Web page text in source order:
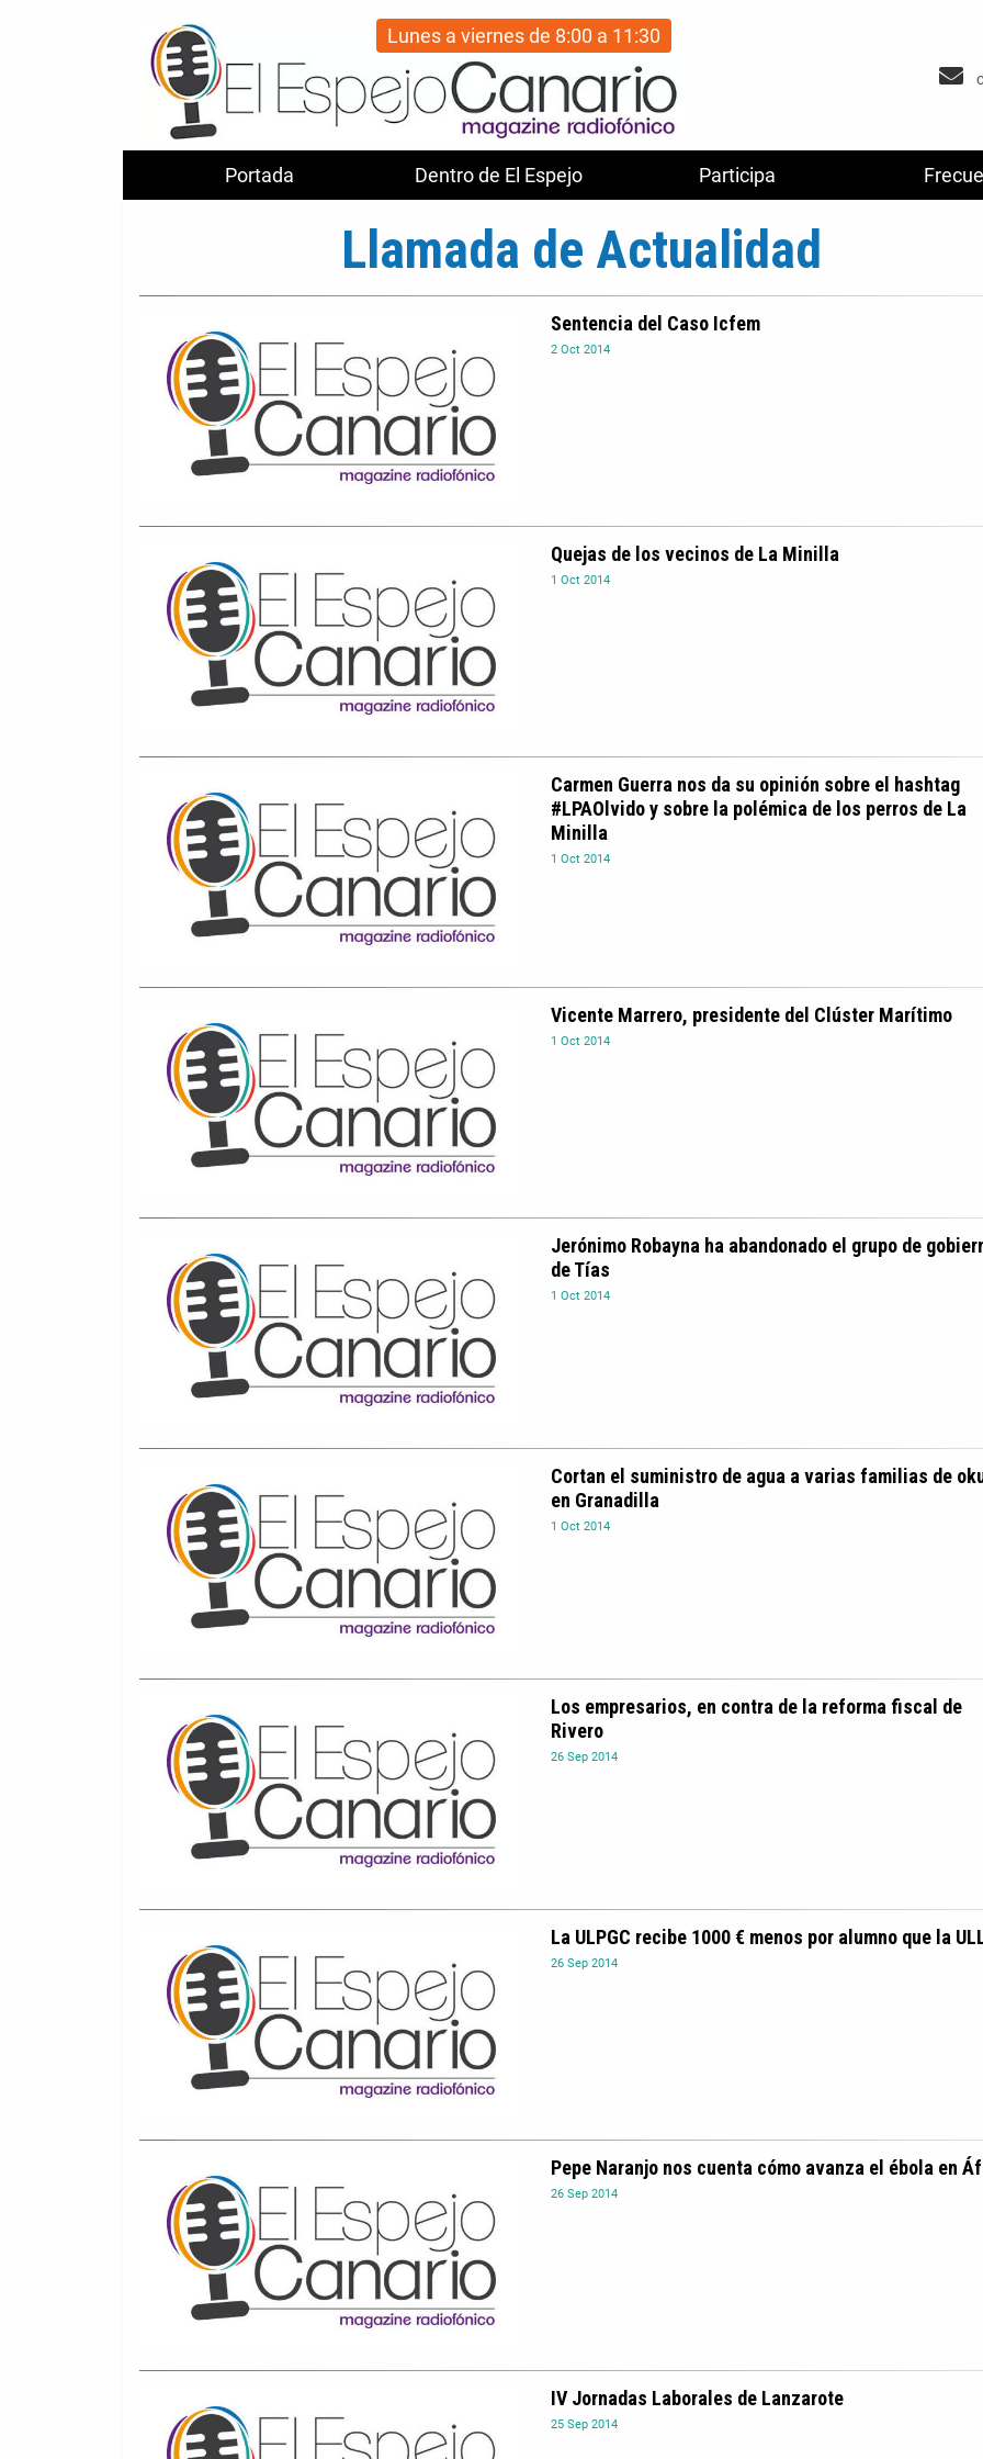
Portada Dentro de El Espejo Participa
Lunes a viernes de 8:00 a 11:30
Llamada de Actualidad
2 Oct 2014
Sentencia del Caso Icfem
1 Oct 2014
Quejas de los vecinos de La Minilla
1 Oct 2014
Carmen Guerra nos da su opinión sobre el hashtag
#LPAOlvido y sobre la polémica de los perros de La
Minilla
1 Oct 2014
Vicente Marrero, presidente del Clúster Marítimo
1 Oct 2014
Jerónimo Robayna ha abandonado el grupo de
de Tías
1 Oct 2014
Cortan el suministro de agua a varias familias de
en Granadilla
26 Sep 2014
Los empresarios, en contra de la reforma fiscal de
Rivero
26 Sep 2014
La ULPGC recibe 1000 € menos por alumno que la
26 Sep 2014
Pepe Naranjo nos cuenta cómo avanza el ébola en
25 Sep 2014
IV Jornadas Laborales de Lanzarote